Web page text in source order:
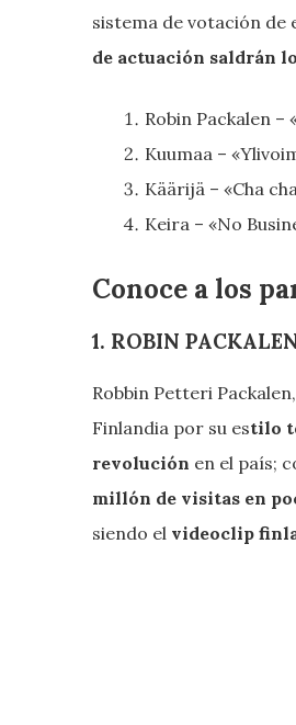
sistema de votación de
de actuación saldrán
Robin Packalen –
Kuumaa –
Käärijä – «Cha
Keira – «No
Conoce a los
1. ROBIN
Robbin Petteri
Finlandia por su estilo
revolución en el país;
millón de visitas en
siendo el videoclip